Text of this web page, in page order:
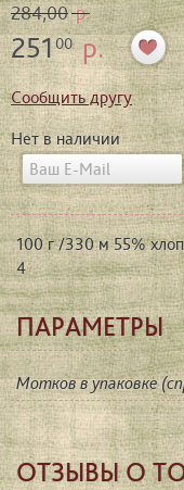
284,00р.
25100р.
Сообщить другу
Нет в наличии
100 г /330 м 55%
4
ПАРАМЕТРЫ
Мотков в упаковке
ОТЗЫВЫ О